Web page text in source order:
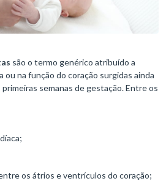
são o termo genérico atribuído a
na função do coração surgidas ainda
semanas de gestação. Entre os
os átrios e ventrículos do coração;